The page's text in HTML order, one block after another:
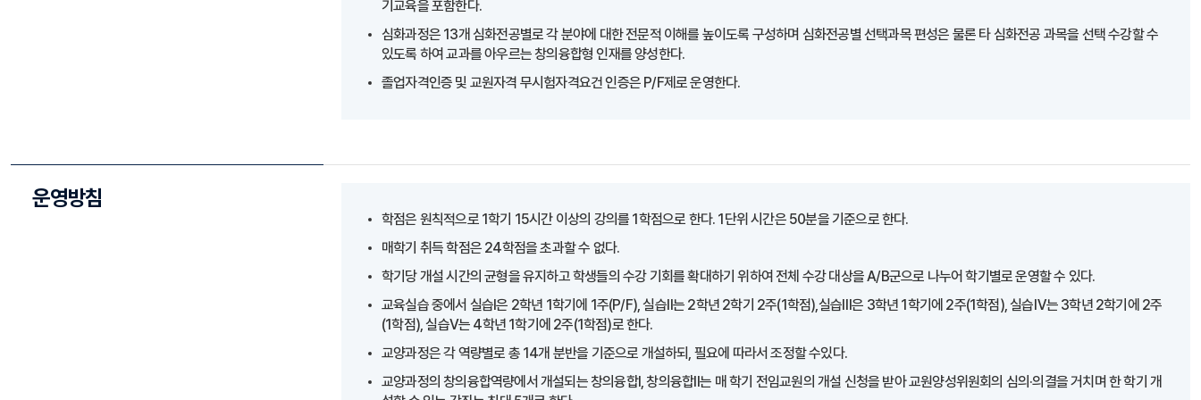
기교육을 포함한다.
심화과정은 13개 심화전공별로 각 분야에 대한 전문적 이해를 높이도록 구성하며 심화전공별 선택과목 편성은 물론 타 심화전공 과목을 선택 수강할 수
있도록 하여 교과를 아우르는 창의융합형 인재를 양성한다.
졸업자격인증 및 교원자격 무시험자격요건 인증은 P/F제로 운영한다.
운영방침
학점은 원칙적으로 1학기 15시간 이상의 강의를 1학점으로 한다. 1단위 시간은 50분을 기준으로 한다.
매학기 취득 학점은 24학점을 초과할 수 없다.
학기당 개설 시간의 균형을 유지하고 학생들의 수강 기회를 확대하기 위하여 전체 수강 대상을 A/B군으로 나누어 학기별로 운영할 수 있다.
교육실습 중에서 실습Ⅰ은 2학년 1학기에 1주(P/F), 실습Ⅱ는 2학년 2학기 2주(1학점),실습Ⅲ은 3학년 1학기에 2주(1학점), 실습Ⅳ는 3학년 2학기에 2주
(1학점), 실습Ⅴ는 4학년 1학기에 2주(1학점)로 한다.
교양과정은 각 역량별로 총 14개 분반을 기준으로 개설하되, 필요에 따라서 조정할 수있다.
교양과정의 창의융합역량에서 개설되는 창의융합Ⅰ, 창의융합Ⅱ는 매 학기 전임교원의 개설 신청을 받아 교원양성위원회의 심의·의결을 거치며 한 학기 개